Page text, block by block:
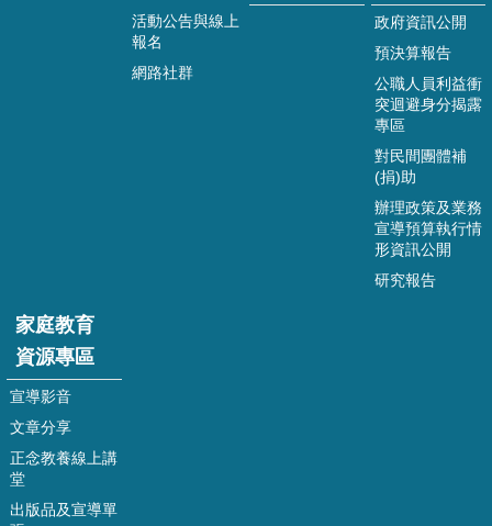
政
策
隱
權
政
策
活動公告與線上
報名
網路社群
政府資訊公開
預決算報告
公職人員利益衝
突迴避身分揭露
專區
對民間團體補
(捐)助
辦理政策及業務
宣導預算執行情
形資訊公開
研究報告
家庭教育
資源專區
宣導影音
文章分享
正念教養線上講
堂
出版品及宣導單